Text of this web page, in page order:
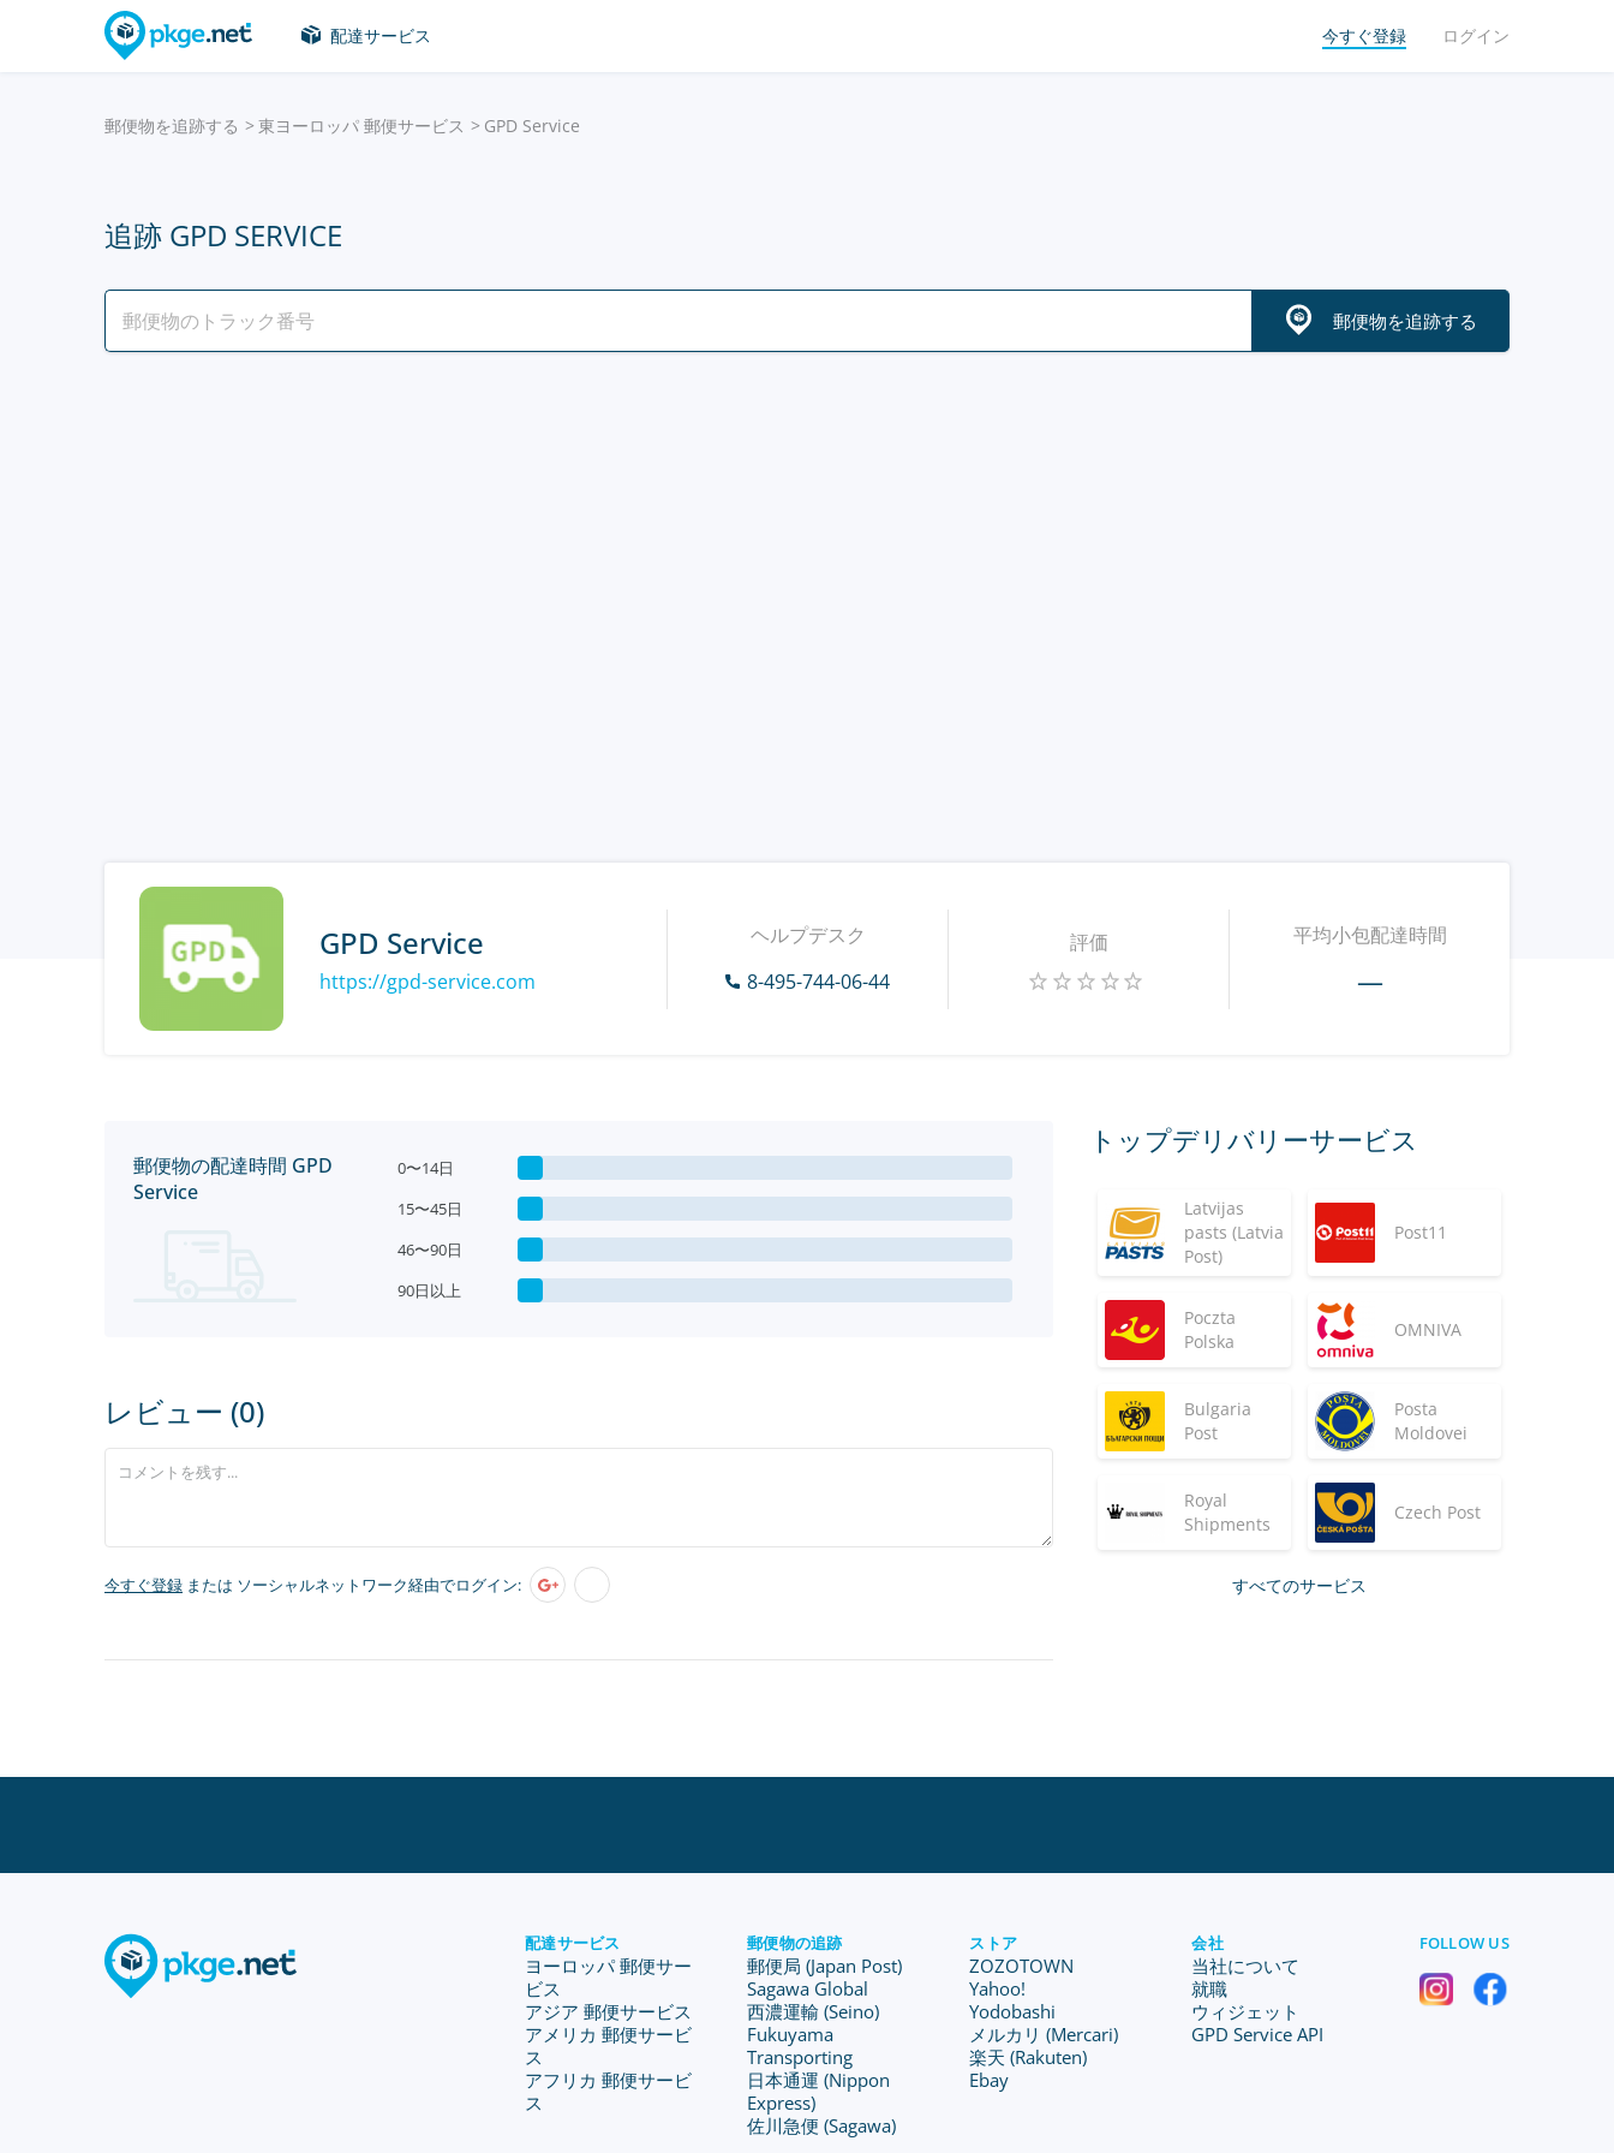
配達サービス 今すぐ登録 ログイン
郵便物を追跡する 東ヨーロッパ 郵便サービス GPD Service
追跡 GPD SERVICE
郵便物を追跡する
GPD Service
https://gpd-service.com
ヘルプデスク
8-495-744-06-44
評価 平均小包配達時間
—
郵便物の配達時間 GPD
Service
0〜14日
15〜45日
46〜90日
90日以上
レビュー (0)
今すぐ登録 または ソーシャルネットワーク経由でログイン:
トップデリバリーサービス
Latvijas
pasts (Latvia
Post)
Post11
Poczta
Polska
OMNIVA
Bulgaria
Post
Posta
Moldovei
Royal
Shipments
Czech Post
すべてのサービス
配達サービス
ヨーロッパ 郵便サー
ビス
アジア 郵便サービス
アメリカ 郵便サービ
ス
アフリカ 郵便サービ
ス
郵便物の追跡
郵便局 (Japan Post)
Sagawa Global
西濃運輸 (Seino)
Fukuyama
Transporting
日本通運 (Nippon
Express)
佐川急便 (Sagawa)
ストア
ZOZOTOWN
Yahoo!
Yodobashi
メルカリ (Mercari)
楽天 (Rakuten)
Ebay
会社
当社について
就職
ウィジェット
GPD Service API
FOLLOW US